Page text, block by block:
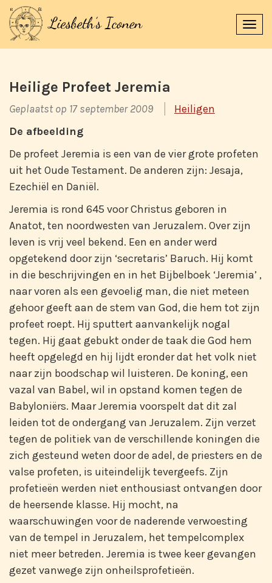
Heilige Profeet Jeremia
Geplaatst op 17 september 2009
Heiligen
De afbeelding
De profeet Jeremia is een van de vier grote profeten
uit het Oude Testament. De anderen zijn: Jesaja,
Ezechiël en Daniël.
Jeremia is rond 645 voor Christus geboren in
Anatot, ten noordwesten van Jeruzalem. Over zijn
leven is vrij veel bekend. Een en ander werd
opgetekend door zijn ‘secretaris’ Baruch. Hij komt
in die beschrijvingen en in het Bijbelboek ‘Jeremia’ ,
naar voren als een gevoelig man, die niet meteen
gehoor geeft aan de stem van God, die hem tot zijn
profeet roept. Hij sputtert aanvankelijk nogal
tegen. Hij gaat gebukt onder de taak die God hem
heeft opgelegd en hij lijdt eronder dat het volk niet
naar zijn boodschap wil luisteren. De koning, een
vazal van Babel, wil in opstand komen tegen de
Babyloniërs. Maar Jeremia voorspelt dat dit zal
leiden tot de ondergang van Jeruzalem. Zijn verzet
tegen de politiek van de verschillende koningen die
zich gesteund weten door de adel, de priesters en de
valse profeten, is uiteindelijk tevergeefs. Zijn
profetieën werden niet enthousiast ontvangen door
de heersende klasse. Hij mocht, na
waarschuwingen voor de naderende verwoesting
van de tempel in Jeruzalem, het tempelcomplex
niet meer betreden. Jeremia is twee keer gevangen
gezet vanwege zijn onheilsprofetieën.